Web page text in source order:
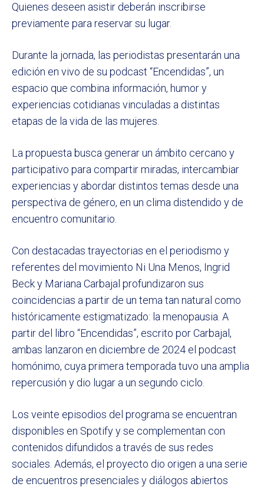
Quienes deseen asistir deberán inscribirse
previamente para reservar su lugar.
Durante la jornada, las periodistas presentarán una
edición en vivo de su podcast “Encendidas”, un
espacio que combina información, humor y
experiencias cotidianas vinculadas a distintas
etapas de la vida de las mujeres.
La propuesta busca generar un ámbito cercano y
participativo para compartir miradas, intercambiar
experiencias y abordar distintos temas desde una
perspectiva de género, en un clima distendido y de
encuentro comunitario.
Con destacadas trayectorias en el periodismo y
referentes del movimiento Ni Una Menos, Ingrid
Beck y Mariana Carbajal profundizaron sus
coincidencias a partir de un tema tan natural como
históricamente estigmatizado: la menopausia. A
partir del libro “Encendidas”, escrito por Carbajal,
ambas lanzaron en diciembre de 2024 el podcast
homónimo, cuya primera temporada tuvo una amplia
repercusión y dio lugar a un segundo ciclo.
Los veinte episodios del programa se encuentran
disponibles en Spotify y se complementan con
contenidos difundidos a través de sus redes
sociales. Además, el proyecto dio origen a una serie
de encuentros presenciales y diálogos abiertos